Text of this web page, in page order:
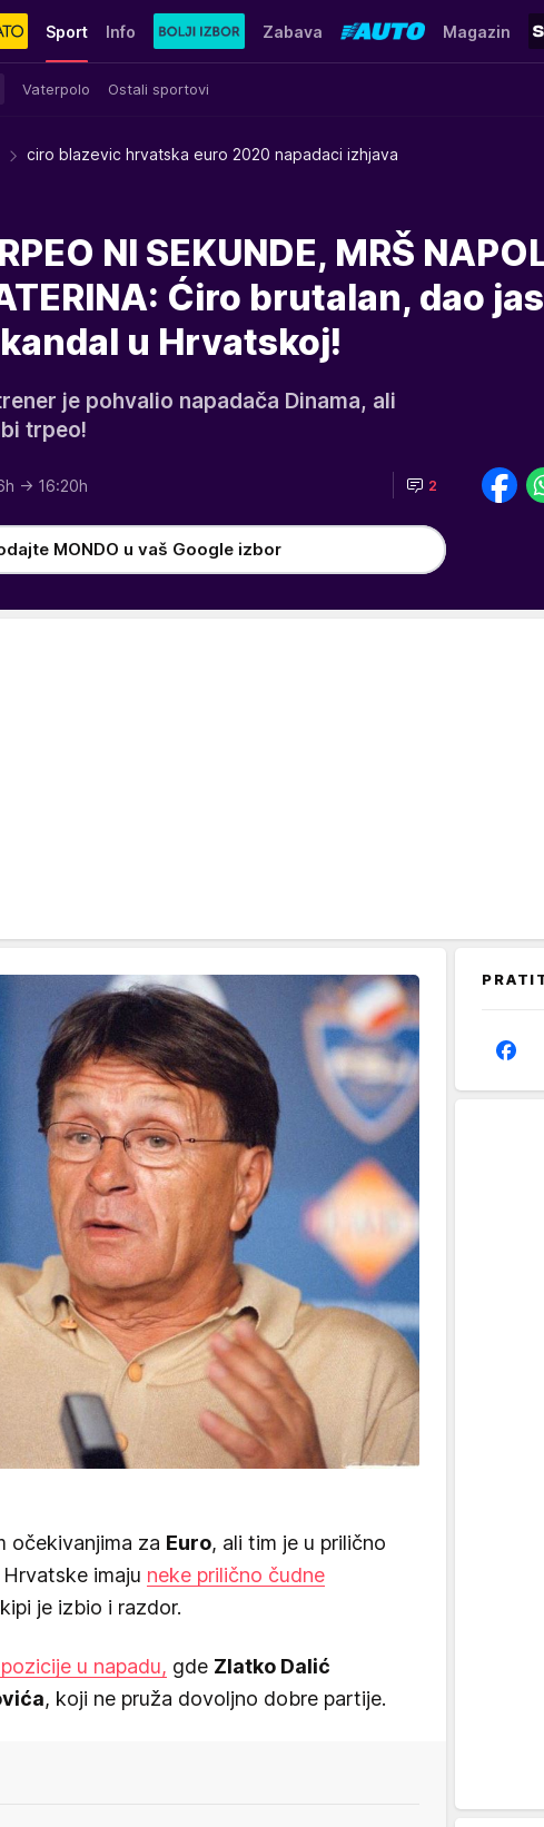
Sport
Vaterpolo Ostali sportovi
Info Zabava Magazin
ciro blazevic hrvatska euro 2020 napadaci izhjava
NI SEKUNDE, MRŠ
Ćiro brutalan, dao
u Hrvatskoj!
je pohvalio napadača Dinama, ali
trpeo!
→ 16:20h 2
MONDO u vaš Google izbor
očekivanjima za Euro, ali tim je u prilično
imaju neke prilično čudne
je izbio i razdor.
u napadu, gde Zlatko Dalić
, koji ne pruža dovoljno dobre partije.